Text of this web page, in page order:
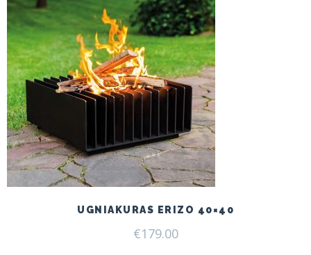
UGNIAKURAS ERIZO 40×40
€179.00